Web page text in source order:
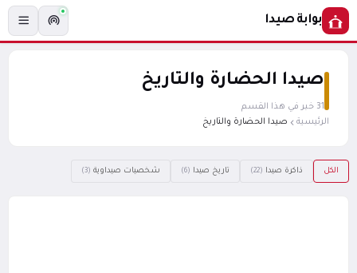
بوابة صيدا
صيدا الحضارة والتاريخ
31 خبر في هذا القسم
الرئيسية
صيدا الحضارة والتاريخ
الكل ذاكرة صيدا (22) تاريخ صيدا (6) شخصيات صيداوية (3)